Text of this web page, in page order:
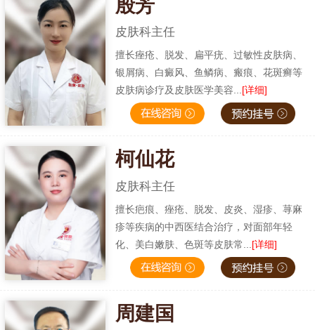
殷芳
皮肤科主任
擅长痤疮、脱发、扁平疣、过敏性皮肤病、
银屑病、白癜风、鱼鳞病、瘢痕、花斑癣等
皮肤病诊疗及皮肤医学美容... [详细]
柯仙花
皮肤科主任
擅长疤痕、痤疮、脱发、皮炎、湿疹、荨麻
疹等疾病的中西医结合治疗，对面部年轻
化、美白嫩肤、色斑等皮肤常... [详细]
周建国